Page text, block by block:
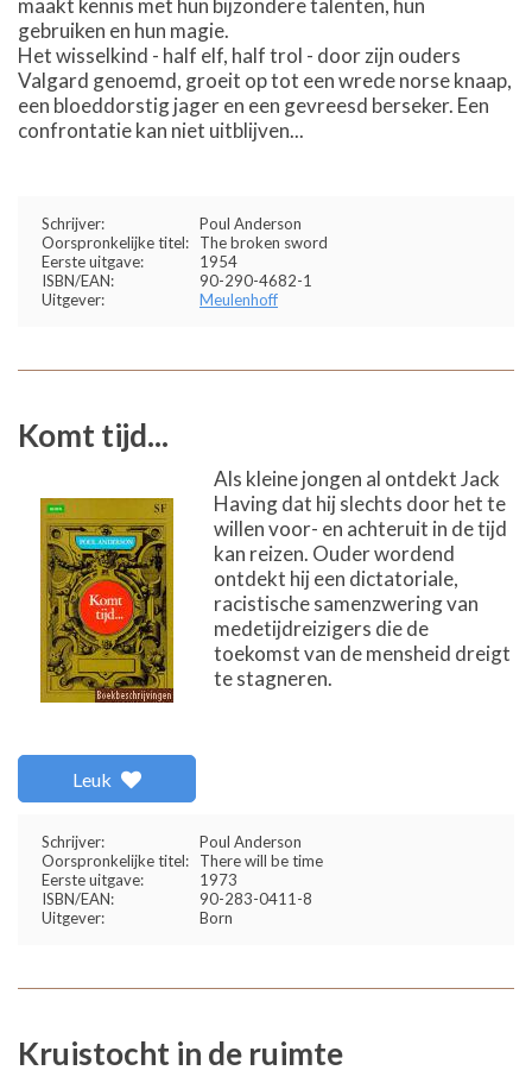
maakt kennis met hun bijzondere talenten, hun
gebruiken en hun magie.
Het wisselkind - half elf, half trol - door zijn ouders
Valgard genoemd, groeit op tot een wrede norse knaap,
een bloeddorstig jager en een gevreesd berseker. Een
confrontatie kan niet uitblijven...
Schrijver:
Poul Anderson
Oorspronkelijke titel:
The broken sword
Eerste uitgave:
1954
ISBN/EAN:
90-290-4682-1
Uitgever:
Meulenhoff
Komt tijd...
Leuk
Als kleine jongen al ontdekt Jack
Having dat hij slechts door het te
willen voor- en achteruit in de tijd
kan reizen. Ouder wordend
ontdekt hij een dictatoriale,
racistische samenzwering van
medetijdreizigers die de
toekomst van de mensheid dreigt
te stagneren.
Schrijver:
Poul Anderson
Oorspronkelijke titel:
There will be time
Eerste uitgave:
1973
ISBN/EAN:
90-283-0411-8
Uitgever:
Born
Kruistocht in de ruimte